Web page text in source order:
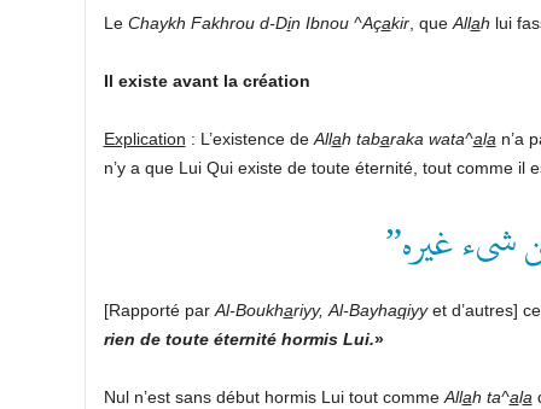
Le Chaykh Fakhrou d-Din Ibnou ^Açakir, queAllah lui
Il existe avant la création
Explication : L’existence deAllah tabaraka wata^alan’a
n’y a que Lui Qui existe de toute éternité, tout comme il
شىء غيره”
[Rapporté parAl-Boukhariyy, Al-Bayhaqiyyet d’autres]
rien de toute éternité hormis Lui.»
Nul n’est sans début hormis Lui tout commeAllah ta^ala